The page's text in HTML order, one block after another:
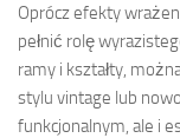
Oprócz efekty
pełnić rolę
ramy i kształty,
stylu vintage lub
funkcjonalnym, ale i